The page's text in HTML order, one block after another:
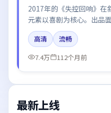
2017年的《失控回响》在
元素以喜剧为核心。出品
颖、梁朝伟所饰角色推动
论。
高清
流畅
7.4万
112个月前
最新上线